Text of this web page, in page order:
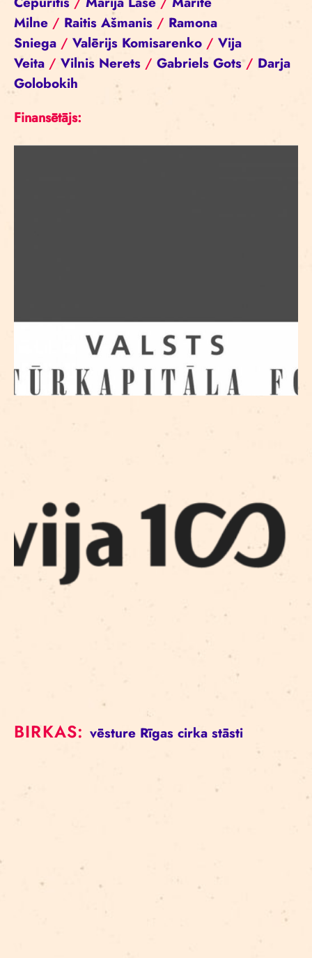
Milne / Raitis Ašmanis / Ramona
Sniega / Valērijs Komisarenko / Vija
Veita / Vilnis Nerets / Gabriels Gots/ Darja
Golobokih
Finansētājs:
BIRKAS: vēsture Rīgas cirka stāsti